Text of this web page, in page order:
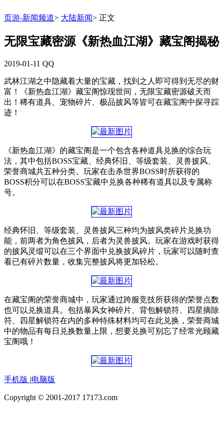
页游-新闻频道> 大陆新闻> 正文
无限宝藏密源《新热血江湖》藏宝阁揭秘
2019-01-11 QQ
武林江湖之中隐藏着大量的宝藏，找到之人即可得到无尽的财
富！《新热血江湖》藏宝阁惊现世间，无限宝藏密源破天而
出！稀有道具、宠物碎片、极品披风等皆可在藏宝阁中探寻踪
迹！
《新热血江湖》的藏宝阁是一个包含各种道具兑换的综合玩
法，其中包括BOSS宝藏、经典怀旧、等级套装、灵兽披风、
荣誉商城共五种分类。玩家在击杀世界BOSS时所获得的
BOSS积分可以在BOSS宝藏中兑换各种稀有道具以及专属称
号。
经典怀旧、等级套装、灵兽披风三种均为披风类碎片兑换功
能，前两者为角色披风，后者为灵兽披风。玩家在游戏时获得
的披风灵缎可以在三个界面中兑换披风碎片，玩家可以随时查
看已有碎片数量，收集完整披风将更加轻松。
在藏宝阁的荣誉商城中，玩家通过跨服竞技所获得的荣誉点数
也可以兑换道具。包括暴风女神碎片、背包解锁符、四星摘除
符、四星解锁符在内的多种特殊材料均可在此兑换，荣誉商城
中的物品有每日兑换数量上限，想要兑换可别忘了经常光顾藏
宝阁哦！
手机版 |电脑版
Copyright © 2001-2017 17173.com